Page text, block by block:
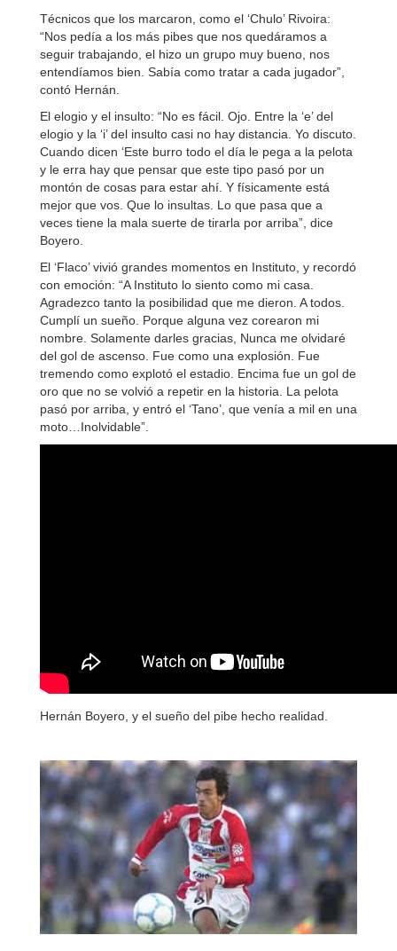
Técnicos que los marcaron, como el ‘Chulo’ Rivoira:
“Nos pedía a los más pibes que nos quedáramos a
seguir trabajando, el hizo un grupo muy bueno, nos
entendíamos bien. Sabía como tratar a cada jugador”,
contó Hernán.
El elogio y el insulto: “No es fácil. Ojo. Entre la ‘e’ del
elogio y la ‘i’ del insulto casi no hay distancia. Yo discuto.
Cuando dicen ‘Este burro todo el día le pega a la pelota
y le erra hay que pensar que este tipo pasó por un
montón de cosas para estar ahí. Y físicamente está
mejor que vos. Que lo insultas. Lo que pasa que a
veces tiene la mala suerte de tirarla por arriba”, dice
Boyero.
El ‘Flaco’ vivió grandes momentos en Instituto, y recordó
con emoción: “A Instituto lo siento como mi casa.
Agradezco tanto la posibilidad que me dieron. A todos.
Cumplí un sueño. Porque alguna vez corearon mi
nombre. Solamente darles gracias, Nunca me olvidaré
del gol de ascenso. Fue como una explosión. Fue
tremendo como explotó el estadio. Encima fue un gol de
oro que no se volvió a repetir en la historia. La pelota
pasó por arriba, y entró el ‘Tano’, que venía a mil en una
moto…Inolvidable”.
Hernán Boyero, y el sueño del pibe hecho realidad.